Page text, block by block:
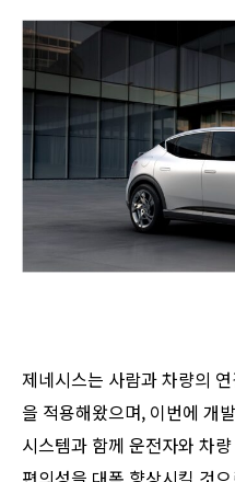
제네시스는 사람과 차량의
을 적용해왔으며, 이번에 개
시스템과 함께 운전자와 차